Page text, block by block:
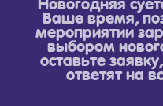
Ваше время,
мероприятии
выбором
оставьте
ответят на